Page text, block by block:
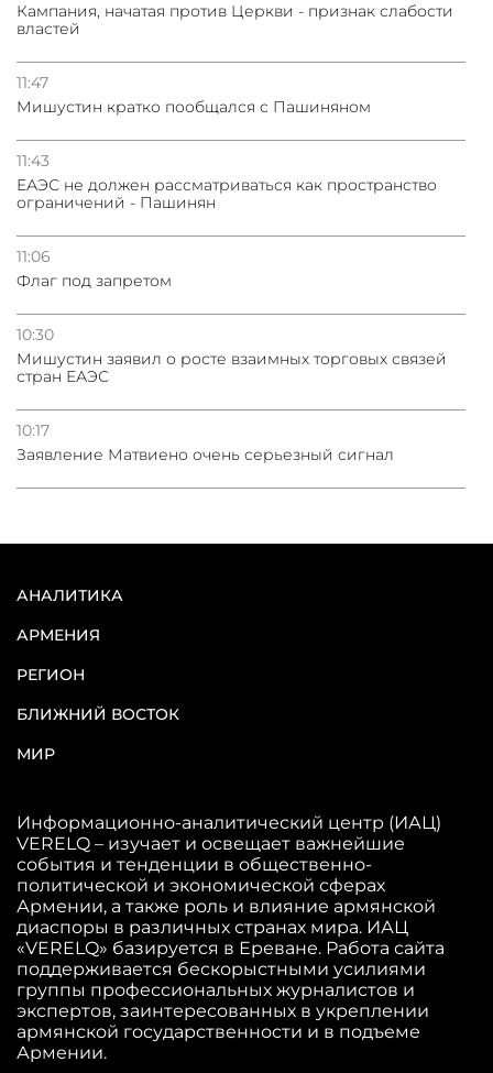
Кампания, начатая против Церкви - признак слабости
властей
11:47
Мишустин кратко пообщался с Пашиняном
11:43
ЕАЭС не должен рассматриваться как пространство
ограничений - Пашинян
11:06
Флаг под запретом
10:30
Мишустин заявил о росте взаимных торговых связей
стран ЕАЭС
10:17
Заявление Матвиено очень серьезный сигнал
АНАЛИТИКА
АРМЕНИЯ
РЕГИОН
БЛИЖНИЙ ВОСТОК
МИР
Информационно-аналитический центр (ИАЦ)
VERELQ – изучает и освещает важнейшие
события и тенденции в общественно-
политической и экономической сферах
Армении, а также роль и влияние армянской
диаспоры в различных странах мира. ИАЦ
«VERELQ» базируется в Ереване. Работа сайта
поддерживается бескорыстными усилиями
группы профессиональных журналистов и
экспертов, заинтересованных в укреплении
армянской государственности и в подъеме
Армении.